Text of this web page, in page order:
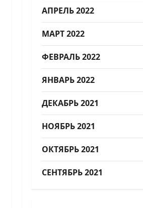
АПРЕЛЬ 2022
МАРТ 2022
ФЕВРАЛЬ 2022
ЯНВАРЬ 2022
ДЕКАБРЬ 2021
НОЯБРЬ 2021
ОКТЯБРЬ 2021
СЕНТЯБРЬ 2021